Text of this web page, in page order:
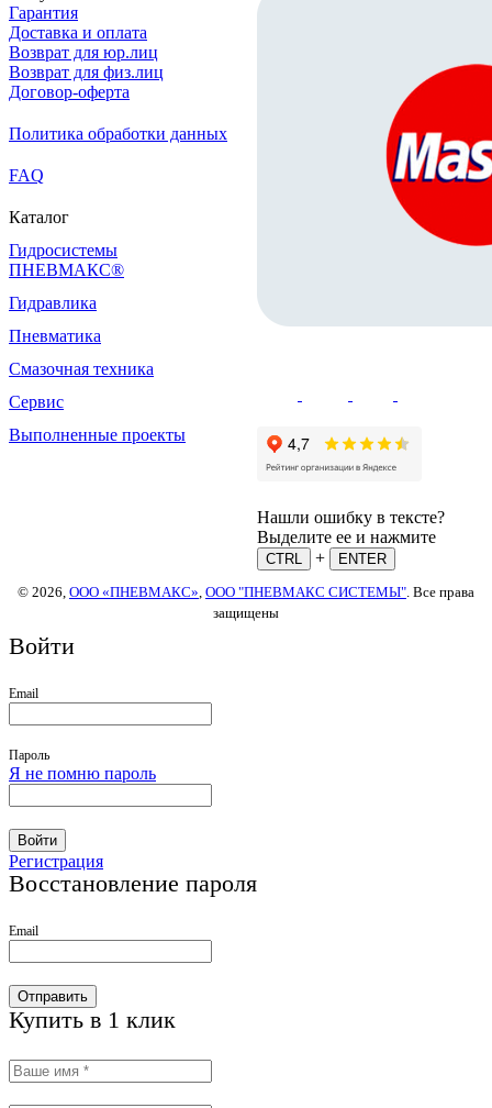
Гарантия
Доставка и оплата
Возврат для юр.лиц
Возврат для физ.лиц
Договор-оферта
Политика обработки данных
FAQ
Каталог
Гидросистемы
ПНЕВМАКС®
Гидравлика
Пневматика
Смазочная техника
Сервис
Выполненные проекты
Нашли ошибку в тексте?
Выделите ее и нажмите
CTRL +
ENTER
© 2026, ООО «ПНЕВМАКС» ООО "ПНЕВМАКС СИСТЕМЫ" . Все права
защищены
Войти
Email
Пароль
Я не помню пароль
Войти
Регистрация
Восстановление пароля
Email
Отправить
Купить в 1 клик